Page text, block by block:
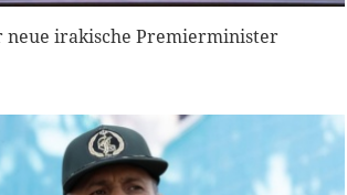
neue irakische Premierminister